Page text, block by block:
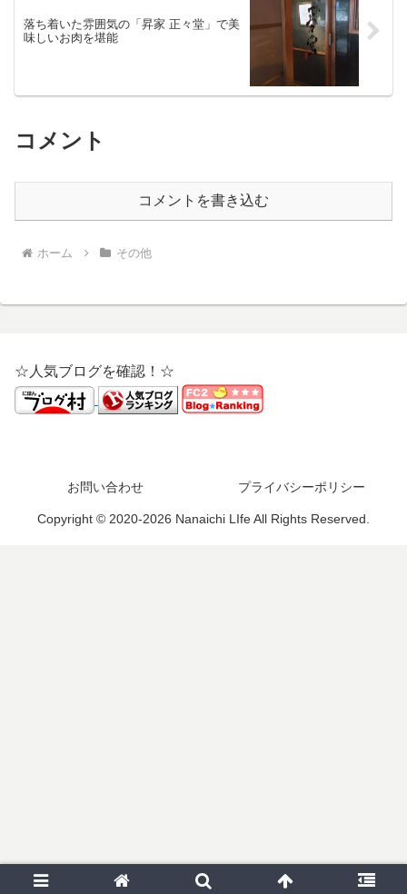
落ち着いた雰囲気の「昇家 正々堂」で美
味しいお肉を堪能
コメント
コメントを書き込む
ホーム その他
☆人気ブログを確認！☆
お問い合わせ プライバシーポリシー
Copyright © 2020-2026 Nanaichi LIfe All Rights Reserved.